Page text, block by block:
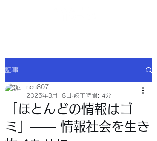
記事
「ほとんどの情報はゴ
ミ」—— 情報社会を生き
ncu807
2025年3月18日 読了時間: 4分